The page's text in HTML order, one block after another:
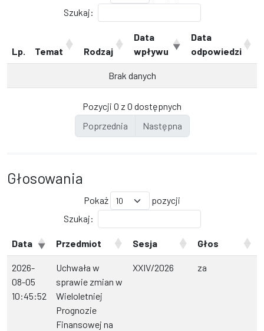
Szukaj:
Lp. Temat Rodzaj
Data
wpływu
Data
odpowiedzi
Brak danych
Pozycji 0 z 0 dostępnych
Poprzednia
Następna
Głosowania
Pokaż
pozycji
Szukaj:
Data Przedmiot Sesja Głos
2026-
08-05
10:45:52
Uchwała w
sprawie zmian w
Wieloletniej
Prognozie
Finansowej na
XXIV/2026 za